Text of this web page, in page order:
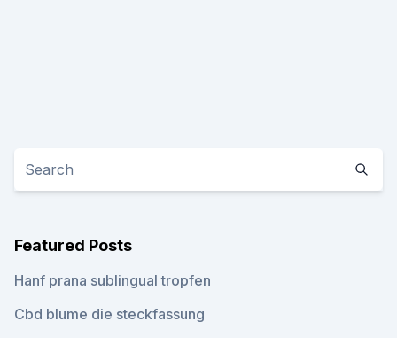
Featured Posts
Hanf prana sublingual tropfen
Cbd blume die steckfassung